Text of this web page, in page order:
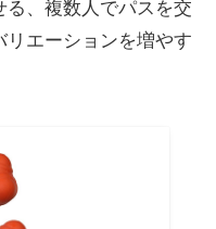
る、複数人でパスを交
エーションを増やす